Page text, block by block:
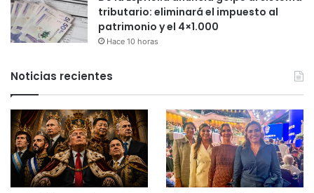
tributario: eliminará el impuesto al
patrimonio y el 4×1.000
Hace 10 horas
Noticias recientes